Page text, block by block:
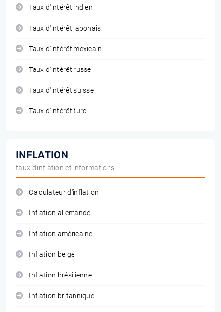
Taux d'intérêt indien
Taux d'intérêt japonais
Taux d'intérêt mexicain
Taux d'intérêt russe
Taux d'intérêt suisse
Taux d'intérêt turc
INFLATION
taux d'inflation et informations
Calculateur d'inflation
Inflation allemande
Inflation américaine
Inflation belge
Inflation brésilienne
Inflation britannique